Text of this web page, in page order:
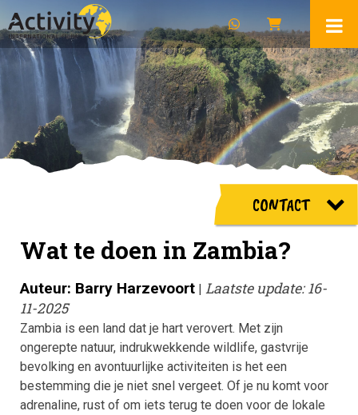
CONTACT
Wat te doen in Zambia?
Auteur: Barry Harzevoort | Laatste update: 16-
11-2025
Zambia is een land dat je hart verovert. Met zijn
ongerepte natuur, indrukwekkende wildlife, gastvrije
bevolking en avontuurlijke activiteiten is het een
bestemming die je niet snel vergeet. Of je nu komt voor
adrenaline, rust of om iets terug te doen voor de lokale